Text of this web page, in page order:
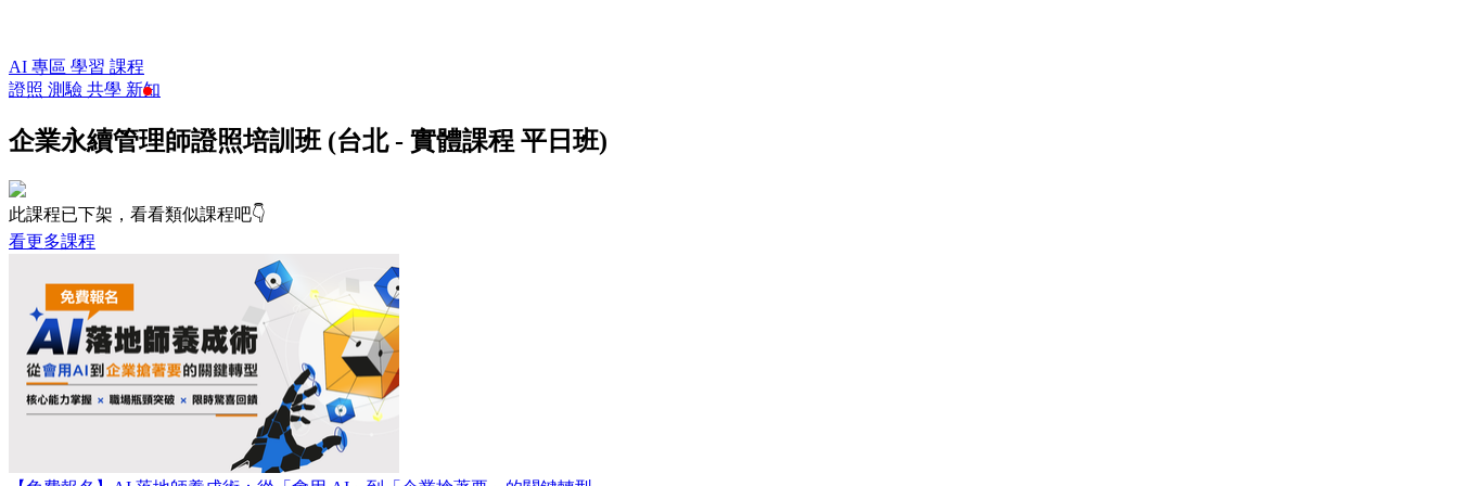
AI 專區 學習 課程
證照 測驗 共學 新知
企業永續管理師證照培訓班 (台北 - 實體課程 平日班)
此課程已下架，看看類似課程吧👇
看更多課程